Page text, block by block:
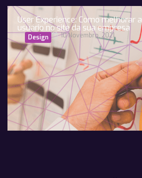
User Experience: Como melhorar
usuário no site da sua empresa
Design 10 Novembro, 2021